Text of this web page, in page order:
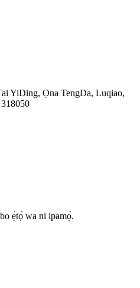
YiDing, Ọna TengDa, Luqiao,
ẹ̀tọ́ wa ni ipamọ́.